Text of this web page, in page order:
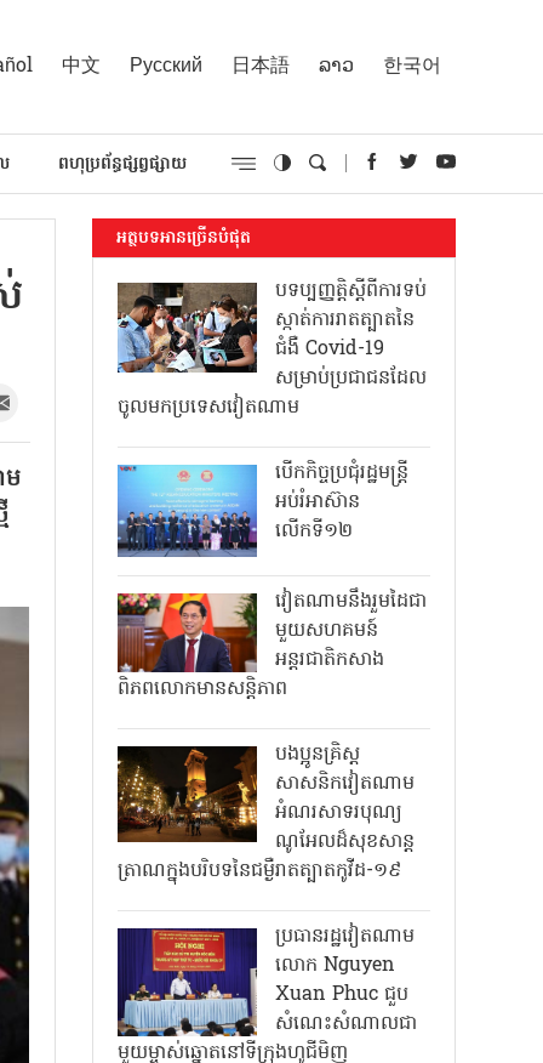
中文 Русский 日本語 ລາວ 한국어
ពហុប្រព័ន្ធផ្សព្វផ្សាយ
ម
អត្ថបទអានច្រើនបំផុត
បទប្បញ្ញត្តិស្តីពីការទប់
ស្កាត់ការរាតត្បាតនៃ
ជំងឺ Covid-19
សម្រាប់ប្រជាជនដែល
ចូលមកប្រទេសវៀតណាម
បើកកិច្ចប្រជុំរដ្ឋមន្ត្រី
អប់រំអាស៊ាន
លើកទី១២
វៀតណាមនឹងរួមដៃជា
មួយសហគមន៍
អន្តរជាតិកសាង
ពិភពលោកមានសន្តិភាព
បងប្អូនគ្រិស្ត
សាសនិកវៀតណាម
អំណរសាទរបុណ្យ
ណូអែលដ៏សុខសាន្ត
ត្រាណក្នុងបរិបទនៃជម្ងឺរាតត្បាតកូវីដ-១៩
ប្រធានរដ្ឋវៀតណាម
លោក Nguyen
Xuan Phuc ជួប
សំណេះសំណាលជា
មួយម្ចាស់ឆ្នោតនៅទីក្រុងហូជីមិញ